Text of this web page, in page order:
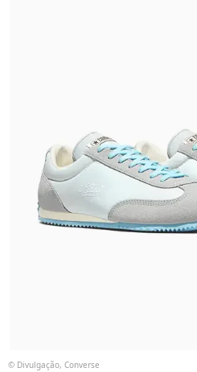
© Divulgação, Converse